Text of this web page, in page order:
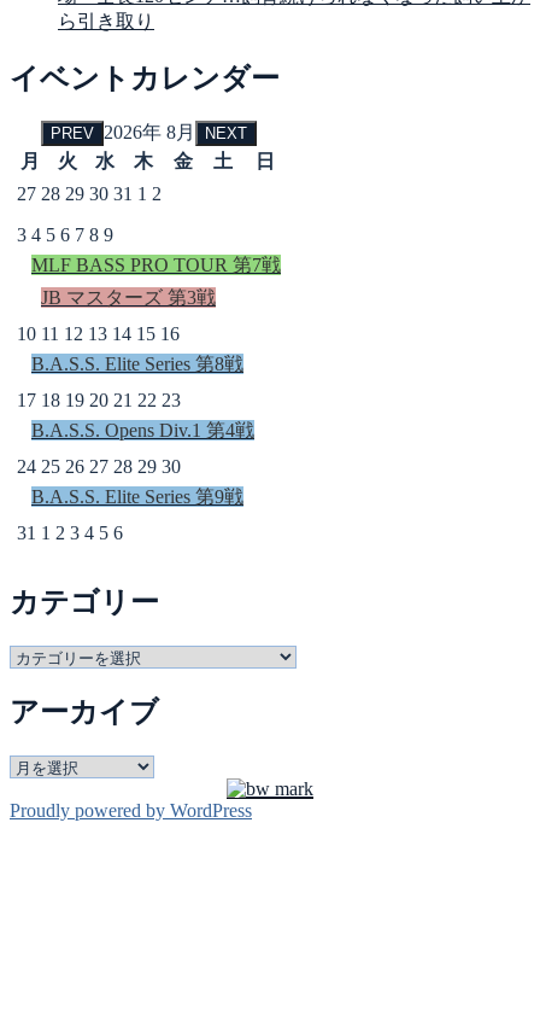
ら引き取り
イベントカレンダー
PREV 2026年 8月 NEXT
月 火 水 木 金 土
日
27 28 29 30 31 1 2
3 4 5 6 7 8 9
MLF BASS PRO TOUR 第7戦
JB マスターズ 第3戦
10 11 12 13 14 15 16
B.A.S.S. Elite Series 第8戦
17 18 19 20 21 22 23
B.A.S.S. Opens Div.1 第4戦
24 25 26 27 28 29 30
B.A.S.S. Elite Series 第9戦
31 1 2 3 4 5 6
カテゴリー
カ
ゴ
ー
アーカイブ
ア
カ
Proudly powered by WordPress